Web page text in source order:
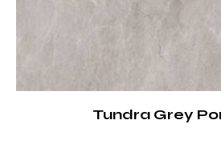
Tundra Grey